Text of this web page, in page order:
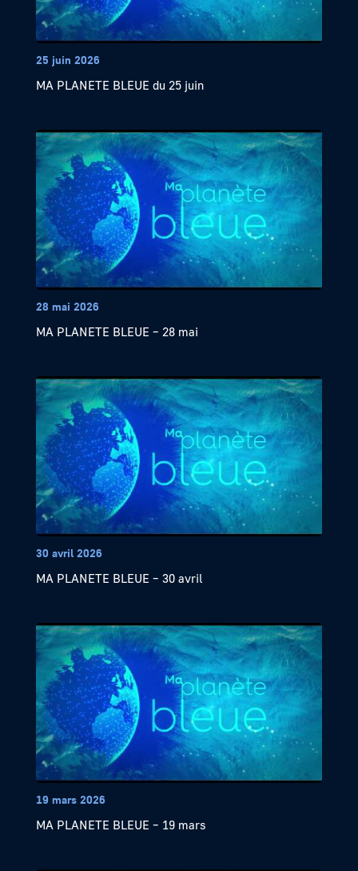
25 juin 2026
MA PLANETE BLEUE du 25 juin
28 mai 2026
MA PLANETE BLEUE – 28 mai
30 avril 2026
MA PLANETE BLEUE – 30 avril
19 mars 2026
MA PLANETE BLEUE – 19 mars